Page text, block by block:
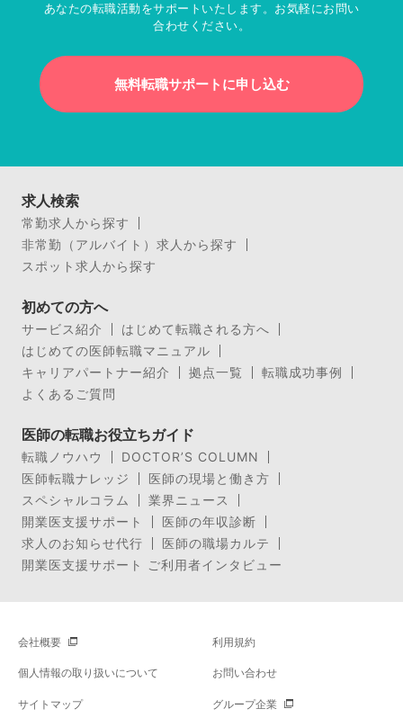
あなたの転職活動をサポートいたします。お気軽にお問い
合わせください。
無料転職サポートに申し込む
求人検索
常勤求人から探す
非常勤（アルバイト）求人から探す
スポット求人から探す
初めての方へ
サービス紹介
はじめて転職される方へ
はじめての医師転職マニュアル
キャリアパートナー紹介
拠点一覧
転職成功事例
よくあるご質問
医師の転職お役立ちガイド
転職ノウハウ
DOCTOR’S COLUMN
医師転職ナレッジ
医師の現場と働き方
スペシャルコラム
業界ニュース
開業医支援サポート
医師の年収診断
求人のお知らせ代行
医師の職場カルテ
開業医支援サポート ご利用者インタビュー
会社概要 利用規約
個人情報の取り扱いについて お問い合わせ
サイトマップ グループ企業